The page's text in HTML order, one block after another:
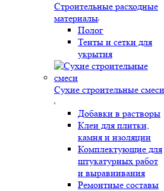
Строительные расходные
материалы
Полог
Тенты и сетки для
укрытия
Сухие строительные смеси
Добавки в растворы
Клеи для плитки,
камня и изоляции
Комплектующие для
штукатурных работ
и выравнивания
Ремонтные составы